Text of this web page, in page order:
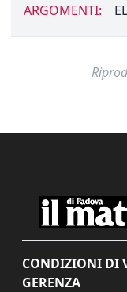
ARGOMENTI:
CONDIZIONI DI
GERENZA